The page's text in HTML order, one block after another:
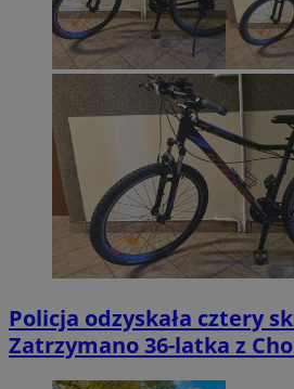
Policja odzyskała cztery
Zatrzymano 36-latka z